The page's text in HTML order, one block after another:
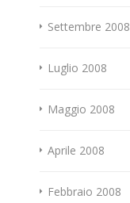
Settembre 2008
Luglio 2008
Maggio 2008
Aprile 2008
Febbraio 2008